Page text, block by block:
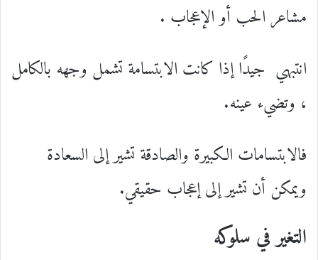
مشاعر الحب أو الإعجاب .
انتبهي جيدًا إذا كانت الابتسامة تشمل وجهه بالكامل
، وتضيء عينه.
فالابتسامات الكبيرة والصادقة تشير إلى السعادة
ويمكن أن تشير إلى إعجاب حقيقي.
التغير في سلوكه